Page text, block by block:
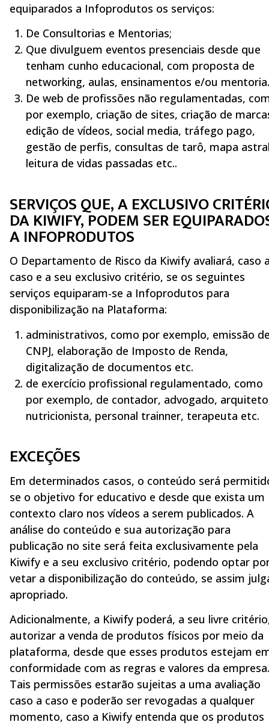
equiparados a Infoprodutos os serviços:
De Consultorias e Mentorias;
Que divulguem eventos presenciais desde que
tenham cunho educacional, com proposta de
networking, aulas, ensinamentos e/ou mentoria.
De web de profissões não regulamentadas,
por exemplo, criação de sites, criação de
edição de vídeos, social media, tráfego pago,
gestão de perfis, consultas de tarô, mapa
leitura de vidas passadas etc..
SERVIÇOS QUE, A EXCLUSIVO
DA KIWIFY, PODEM SER
A INFOPRODUTOS
O Departamento de Risco da Kiwify avaliará, caso
caso e a seu exclusivo critério, se os seguintes
serviços equiparam-se a Infoprodutos para
disponibilização na Plataforma:
administrativos, como por exemplo, emissão
CNPJ, elaboração de Imposto de Renda,
digitalização de documentos etc.
de exercício profissional regulamentado, como
por exemplo, de contador, advogado,
nutricionista, personal trainner, terapeuta etc.
EXCEÇÕES
Em determinados casos, o conteúdo será
se o objetivo for educativo e desde que exista um
contexto claro nos vídeos a serem publicados. A
análise do conteúdo e sua autorização para
publicação no site será feita exclusivamente pela
Kiwify e a seu exclusivo critério, podendo optar
vetar a disponibilização do conteúdo, se assim
apropriado.
Adicionalmente, a Kiwify poderá, a seu livre
autorizar a venda de produtos físicos por meio da
plataforma, desde que esses produtos estejam
conformidade com as regras e valores da empresa.
Tais permissões estarão sujeitas a uma avaliação
caso a caso e poderão ser revogadas a qualquer
momento, caso a Kiwify entenda que os produtos